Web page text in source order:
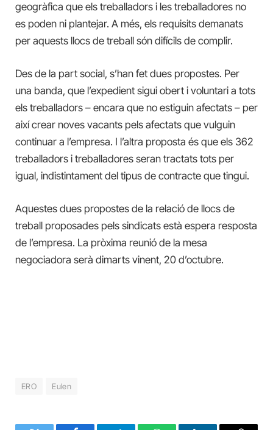
geogràfica que els treballadors i les treballadores no
es poden ni plantejar. A més, els requisits demanats
per aquests llocs de treball són difícils de complir.
Des de la part social, s’han fet dues propostes. Per
una banda, que l’expedient sigui obert i voluntari a tots
els treballadors – encara que no estiguin afectats – per
així crear noves vacants pels afectats que vulguin
continuar a l’empresa. I l’altra proposta és que els 362
treballadors i treballadores seran tractats tots per
igual, indistintament del tipus de contracte que tingui.
Aquestes dues propostes de la relació de llocs de
treball proposades pels sindicats està espera resposta
de l’empresa. La pròxima reunió de la mesa
negociadora serà dimarts vinent, 20 d’octubre.
ERO Eulen